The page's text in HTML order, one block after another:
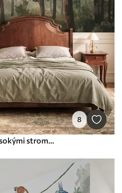
8
Ilustrácia lesa s hmlou, vysokými stromami a cestičkou